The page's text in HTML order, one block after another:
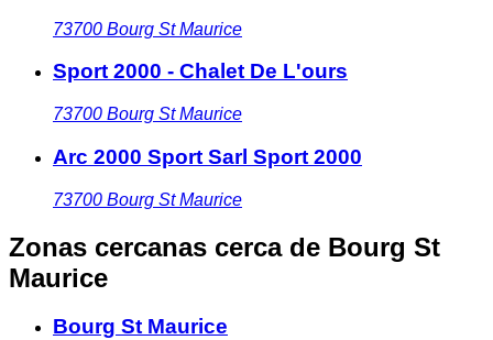
73700 Bourg St Maurice
Sport 2000 - Chalet De L'ours
73700 Bourg St Maurice
Arc 2000 Sport Sarl Sport 2000
73700 Bourg St Maurice
Zonas cercanas cerca de Bourg St
Maurice
Bourg St Maurice